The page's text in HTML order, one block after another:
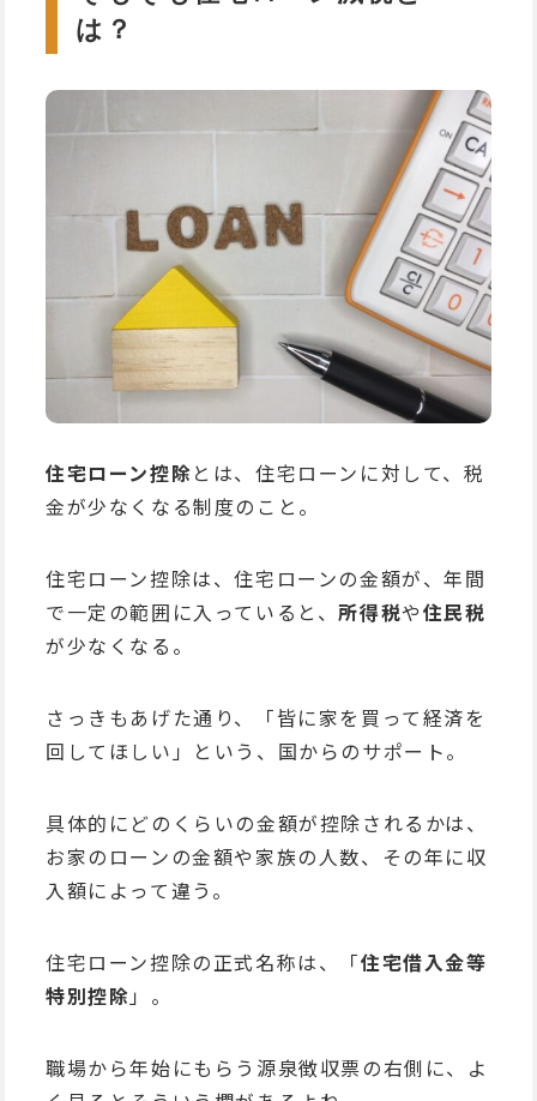
は？
住宅ローン控除 とは、住宅ローンに対して、税
金が少なくなる制度のこと。
住宅ローン控除は、住宅ローンの金額が、年間
で一定の範囲に入っていると、所得税や 住民税
が少なくなる。
さっきもあげた通り、「皆に家を買って経済を
回してほしい」という、国からのサポート。
具体的にどのくらいの金額が控除されるかは、
お家のローンの金額や家族の人数、その年に収
入額によって違う。
住宅ローン控除の正式名称は、「住宅借入金等
特別控除 」。
職場から年始にもらう源泉徴収票の右側に、よ